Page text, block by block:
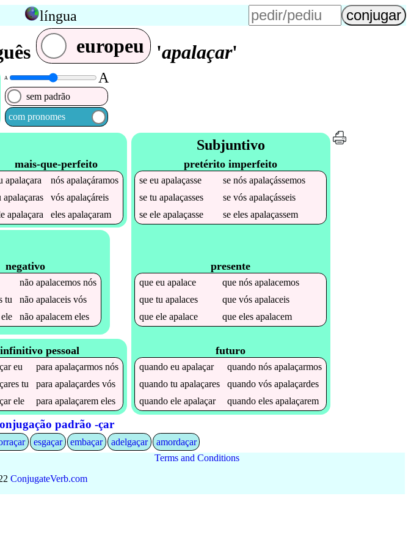
língua
europeu 'apalaçar'
A A
sem padrão
com pronomes
mais-que-perfeito
apalaçara nósapalaçáramos
apalaçaras vósapalaçáreis
apalaçara elesapalaçaram
negativo
não apalacemosnós
tu não apalaceisvós
não apalacemeles
infinitivo pessoal
eu paraapalaçarmos nós
tu paraapalaçardes vós
ele paraapalaçarem eles
Subjuntivo
pretérito imperfeito
seeuapalaçasse senósapalaçássemos
setuapalaçasses sevósapalaçásseis
seeleapalaçasse seelesapalaçassem
presente
queeuapalace quenósapalacemos
quetuapalaces quevósapalaceis
queeleapalace queelesapalacem
futuro
quandoeuapalaçar quandonósapalaçarmos
quandotuapalaçares quandovósapalaçardes
quandoeleapalaçar quandoelesapalaçarem
padrão -çar
esgaçar embaçar adelgaçar
amordaçar
Terms and Conditions
ConjugateVerb.com